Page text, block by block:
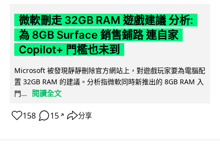
微軟刪走 32GB RAM 遊戲建議 分析:
為 8GB Surface 銷售鋪路 連自家
Copilot+ 門檻也未到
Microsoft 被發現靜靜刪除官方網站上，對遊戲玩家要為電腦配
置 32GB RAM 的建議。分析指微軟同時新推出的 8GB RAM 入
門...
閱讀全文
158 15 ↗ 分享